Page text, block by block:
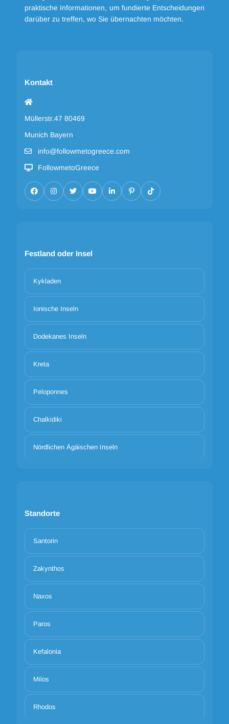
praktische Informationen, um fundierte Entscheidungen
darüber zu treffen, wo Sie übernachten möchten.
Kontakt
Müllerstr.47 80469
Munich Bayern
info@followmetogreece.com
FollowmetoGreece
Festland oder Insel
Kykladen
Ionische Inseln
Dodekanes Inseln
Kreta
Peloponnes
Chalkidiki
Nördlichen Ägäischen Inseln
Standorte
Santorin
Zakynthos
Naxos
Paros
Kefalonia
Milos
Rhodos